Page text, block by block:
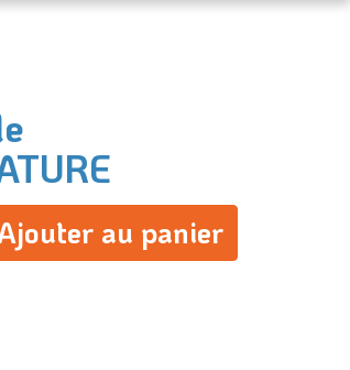
au panier